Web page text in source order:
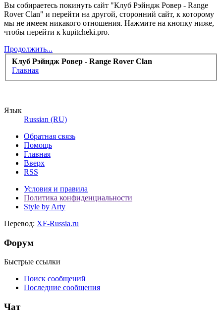
Вы собираетесь покинуть сайт "Клуб Рэйндж Ровер - Range
Rover Clan" и перейти на другой, сторонний сайт, к которому
мы не имеем никакого отношения. Нажмите на кнопку ниже,
чтобы перейти к kupitcheki.pro.
Продолжить...
Клуб Рэйндж Ровер - Range Rover Clan
Главная
Язык
Russian (RU)
Обратная связь
Помощь
Главная
Вверх
RSS
Условия и правила
Политика конфиденциальности
Style by Arty
Перевод: XF-Russia.ru
Форум
Быстрые ссылки
Поиск сообщений
Последние сообщения
Чат